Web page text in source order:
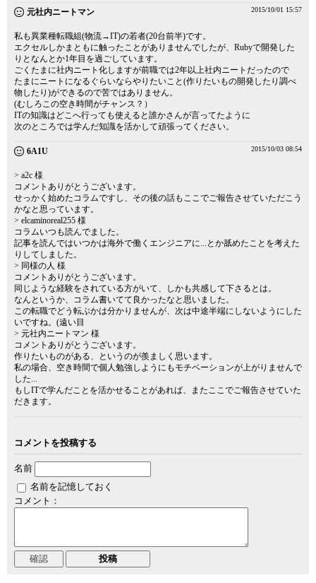
元社内ニートマン 2015/10/01 15:57
私も異業種転職組(物流→IT)の若者(20台前半)です。
エクセルしかまともに触ったことがありませんでしたが、Rubyで開発した
りとなんとか1年目を過ごしています。
ごくたまに社内ニート化しますが前職では2年以上社内ニートだったので
たまにニートになるぐらいならやりたいこと(作りたいもの開発したり調べ
物したり)ができるので苦ではありません。
(むしろこの空き時間がチャンス？）
ITの知識はどこへ行っても使えると誰かさんが言ってたように
次のところでは学んだ知識を活かして頑張ってください。
6A1U 2015/10/03 08:54
> a2c 様
コメントありがとうございます。
せっかく始めたコラムですし、その後の話もここでご報告させていただこう
かなと思っています。
> elcaminoreal255 様
コラムいつも読んでました。
記事を読んではいつかは海外で働くエンジニアに...とか舐めたことを考えた
りしてしました。
> 同様の人 様
コメントありがとうございます。
同じような経験をされている方がいて、しかも共感して下さるとは。
なんというか、コラム書いてて良かったなと思いました。
この転職でどう転ぶかは分かりませんが、次は中途半端にしないようにした
いですね。(遠い目
> 元社内ニートマン 様
コメントありがとうございます。
作りたいものがある、というのが羨ましく思います。
私の場合、空き時間で個人勉強しようにもモチベーションが上がりませんで
した...
もしITで学んだことを活かせることがあれば、またここでご報告させていた
だきます。
コメントを投稿する
名前
名前を記憶しておく
コメント：